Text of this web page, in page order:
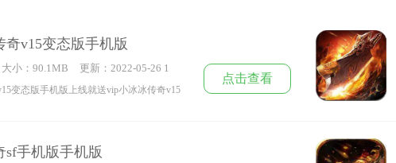
奇v15变态版手机版
大小：90.1MB
更新：2022-05-26 1
5:40:00
变态版手机版上线就送vip小冰冰传奇v15
玩家可以利用自己的聪明才智来与对手进行
点击查看
sf手机版手机版